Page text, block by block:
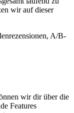
wir auf dieser
A/B-
wir dir über die
Features